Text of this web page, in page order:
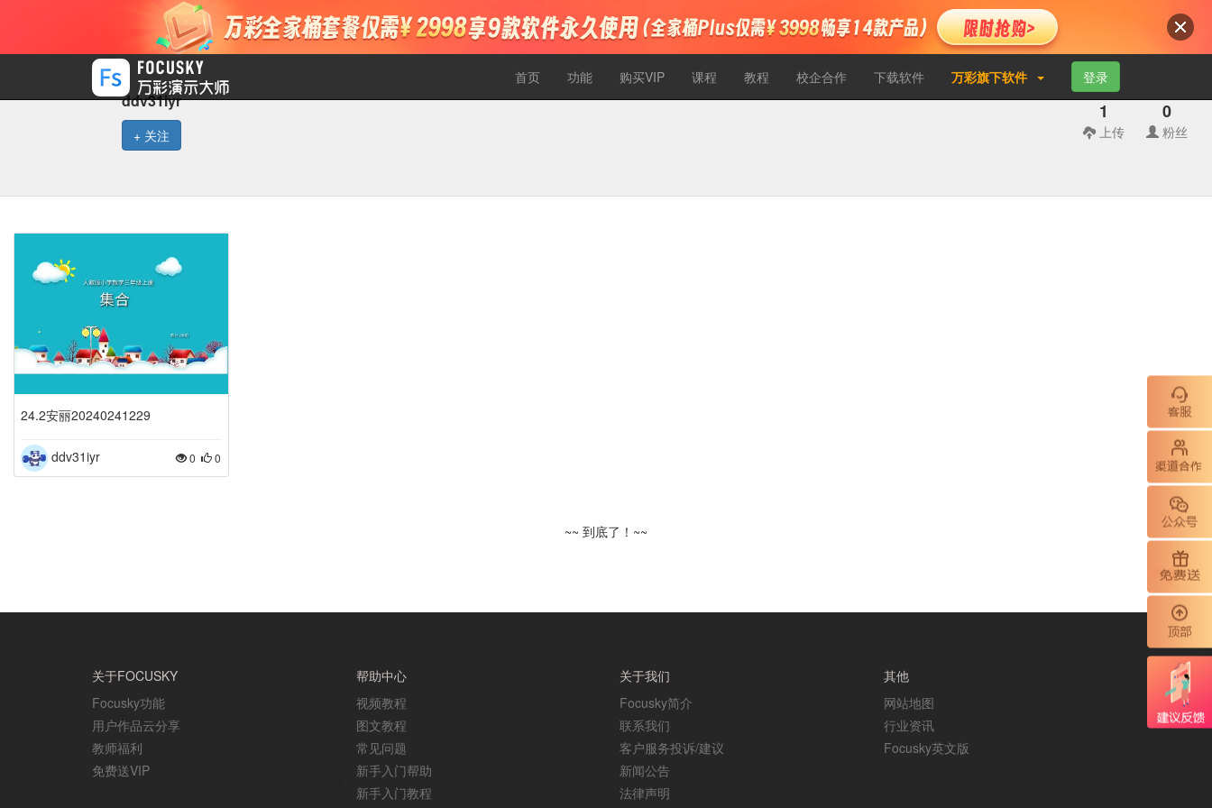
首页 功能 购买VIP 课程 教程 校企合作 下载软件 万彩旗下软件 登录
ddv31iyr
+ 关注
1
上传
0
粉丝
24.2安丽20240241229
ddv31iyr 0 0
~~ 到底了！~~
关于FOCUSKY
Focusky功能
用户作品云分享
教师福利
免费送VIP
帮助中心
视频教程
图文教程
常见问题
新手入门帮助
新手入门教程
关于我们
Focusky简介
联系我们
客户服务投诉/建议
新闻公告
法律声明
其他
网站地图
行业资讯
Focusky英文版